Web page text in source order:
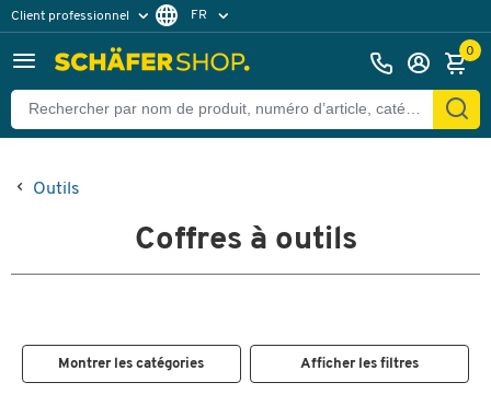
Client professionnel
Client particulier
FR
0
Outils
Coffres à outils
Montrer les catégories Afficher les filtres